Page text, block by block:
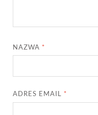
NAZWA *
ADRES EMAIL *